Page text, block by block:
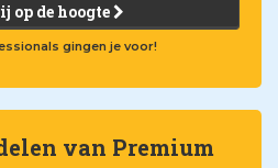
op de hoogte
gingen je voor!
van Premium